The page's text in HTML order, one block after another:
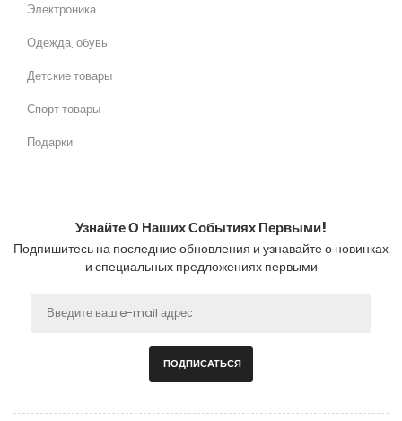
Электроника
Одежда, обувь
Детские товары
Спорт товары
Подарки
Узнайте О Наших Событиях Первыми!
Подпишитесь на последние обновления и узнавайте о новинках
и специальных предложениях первыми
ПОДПИСАТЬСЯ